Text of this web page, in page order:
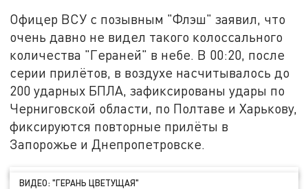
Офицер ВСУ с позывным "Флэш" заявил, что
очень давно не видел такого колоссального
количества "Гераней" в небе. В 00:20, после
серии прилётов, в воздухе насчитывалось до
200 ударных БПЛА, зафиксированы удары по
Черниговской области, по Полтаве и Харькову,
фиксируются повторные прилёты в
Запорожье и Днепропетровске.
ВИДЕО: "ГЕРАНЬ ЦВЕТУЩАЯ"